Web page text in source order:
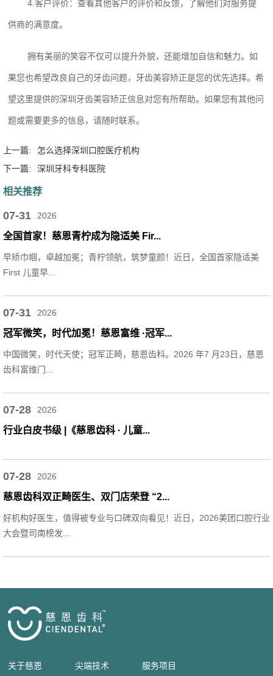
4.客户评价：查看其他客户的评价和反馈，了解他们对服务提
供商的满意度。
拥有美丽的笑容不仅可以提升外貌，还能增加自信和魅力。如
果您也希望改良自己的牙齿问题，牙齿美容矫正是您的优先选择。希
望这里提供的深圳牙齿美容矫正信息对您有所帮助。如果您有其他问
题或需要更多的信息，请随时联系。
上一篇:
怎么选择深圳口腔医疗机构
下一篇:
深圳牙科专科医院
相关推荐
07-31 2026
全国首家！慈恩青柠成为隐适美 Fir...
早矫巾帼，卓越加冕；青柠领航，筑梦童颜！近日，全国首家隐适美
First 儿童早...
07-31 2026
冠军微笑，时代加冕！慈恩富维 ·冠军...
中国微笑，时代天使；冠军正畸，慈恩齿科。2026 年7 月23日，慈恩
齿科富维门...
07-28 2026
行业白皮书级 |《慈恩齿科 · 儿童...
07-28 2026
慈恩齿科双正畸医生、双门店荣登 “2...
好机构好医生，值得被专业与口碑双向看见！近日，2026美团口腔行业
大会暨司南榜发...
关于慈恩 尖端技术 服务项目